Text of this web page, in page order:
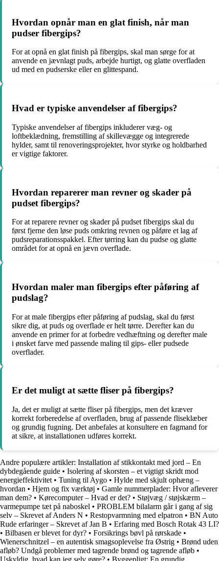
Hvordan opnår man en glat finish, når man
pudser fibergips?
For at opnå en glat finish på fibergips, skal man sørge for at
anvende en jævnlagt puds, arbejde hurtigt, og glatte overfladen
ud med en pudserske eller en glittespand.
Hvad er typiske anvendelser af fibergips?
Typiske anvendelser af fibergips inkluderer væg- og
loftbeklædning, fremstilling af skillevægge og integrerede
hylder, samt til renoveringsprojekter, hvor styrke og holdbarhed
er vigtige faktorer.
Hvordan reparerer man revner og skader på
pudset fibergips?
For at reparere revner og skader på pudset fibergips skal du
først fjerne den løse puds omkring revnen og påføre et lag af
pudsreparationsspakkel. Efter tørring kan du pudse og glatte
området for at opnå en jævn overflade.
Hvordan maler man fibergips efter påføring af
pudslag?
For at male fibergips efter påføring af pudslag, skal du først
sikre dig, at puds og overflade er helt tørre. Derefter kan du
anvende en primer for at forbedre vedhæftning og derefter male
i ønsket farve med passende maling til gips- eller pudsede
overflader.
Er det muligt at sætte fliser på fibergips?
Ja, det er muligt at sætte fliser på fibergips, men det kræver
korrekt forberedelse af overfladen, brug af passende fliseklæber
og grundig fugning. Det anbefales at konsultere en fagmand for
at sikre, at installationen udføres korrekt.
Andre populære artikler: Installation af stikkontakt med jord – En
dybdegående guide • Isolering af skorsten – et vigtigt skridt mod
energieffektivitet • Tuning til Aygo • Hylde med skjult ophæng –
hvordan • Hjem og fix værktøj • Gamle nummerplader: Hvor afleverer
man dem? • Kørecomputer – Hvad er det? • Støjvæg / støjskærm –
varmepumpe tæt på naboskel • PROBLEM bilalarm går i gang af sig
selv – Skrevet af Anders N • Restopvarmning med elpatron • BN Auto
Rude erfaringer – Skrevet af Jan B • Erfaring med Bosch Rotak 43 LI?
• Bilbasen er blevet for dyr? • Forsikrings bøvl på rørskade •
Wienerschnitzel – en autentisk smagsoplevelse fra Østrig • Brønd uden
afløb? Undgå problemer med tagrende brønd og tagrende afløb •